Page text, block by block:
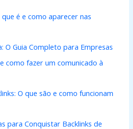
é e como aparecer nas
O Guia Completo para Empresas
como fazer um comunicado à
O que são e como funcionam
para Conquistar Backlinks de